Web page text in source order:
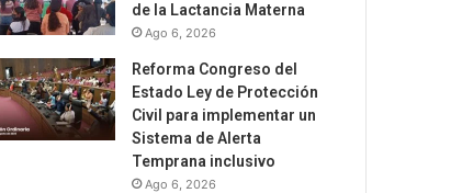
de la Lactancia Materna
Ago 6, 2026
Reforma Congreso del
Estado Ley de Protección
Civil para implementar un
Sistema de Alerta
Temprana inclusivo
Ago 6, 2026